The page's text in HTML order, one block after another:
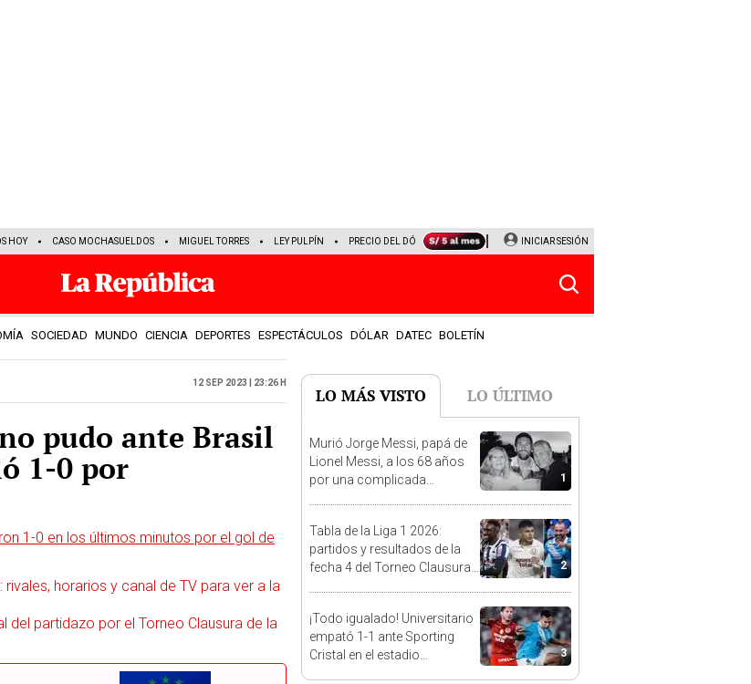
HOY CASO MOCHASUELDOS MIGUEL TORRES LEY PULPÍN PRECIO DEL DÓLAR CORTE DE LUZ VIERNES 7 DE AGOSTO
INICIAR SESIÓN
SOCIEDAD MUNDO CIENCIA DEPORTES ESPECTÁCULOS DÓLAR DATEC BOLETÍN
12 Sep 2023 | 23:26 h
pudo ante Brasil
1-0 por
1-0 en los últimos minutos por el gol de
horarios y canal de TV para ver a la
del partidazo por el Torneo Clausura de la
LO MÁS VISTO LO ÚLTIMO
1
Murió Jorge Messi, papá de
Lionel Messi, a los 68 años
por una complicada
2
Tabla de la Liga 1 2026:
partidos y resultados de la
fecha 4 del Torneo Clausura y
3
¡Todo igualado! Universitario
empató 1-1 ante Sporting
Cristal en el estadio